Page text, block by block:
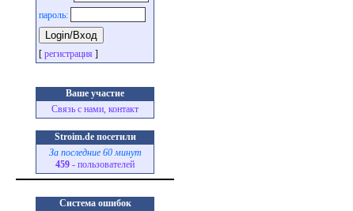
пароль:
[ регистрация ]
Ваше участие
Связь с нами, контакт
Stroim.de посетили
За последние 60 минут
459 - пользователей
Система ошибок